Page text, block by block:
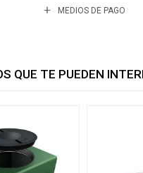
MEDIOS DE PAGO
QUE TE PUEDEN